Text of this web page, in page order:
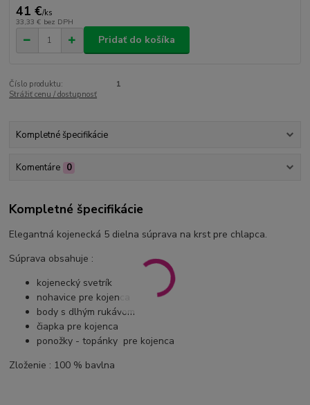
41 €/ks
33,33 € bez DPH
Pridať do košíka
Číslo produktu:
1
Strážiť cenu / dostupnosť
Kompletné špecifikácie
Komentáre 0
Kompletné špecifikácie
Elegantná kojenecká 5 dielna súprava na krst pre chlapca.
Súprava obsahuje :
kojenecký svetrík
nohavice pre kojenca
body s dlhým rukávom
čiapka pre kojenca
ponožky - topánky pre kojenca
Zloženie : 100 % bavlna